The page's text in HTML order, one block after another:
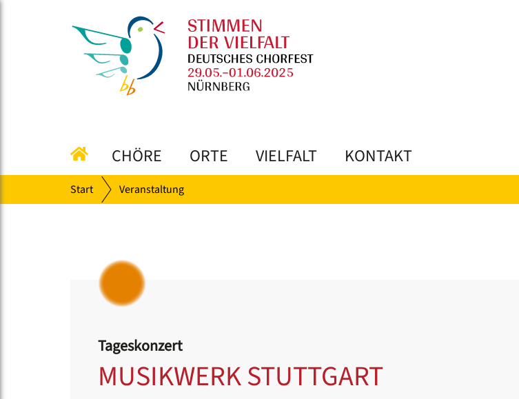
CHÖRE ORTE VIELFALT KONTAKT
Start Veranstaltung
Tageskonzert
MUSIKWERK STUTTGART